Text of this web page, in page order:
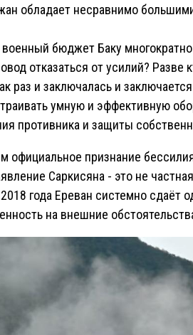
обладает несравнимо
военный бюджет Баку
отказаться от усилий?
раз и заключалась и
умную и эффективную
противника и защиты
официальное признание
Саркисяна - это не
года Ереван системно сдаёт
на внешние